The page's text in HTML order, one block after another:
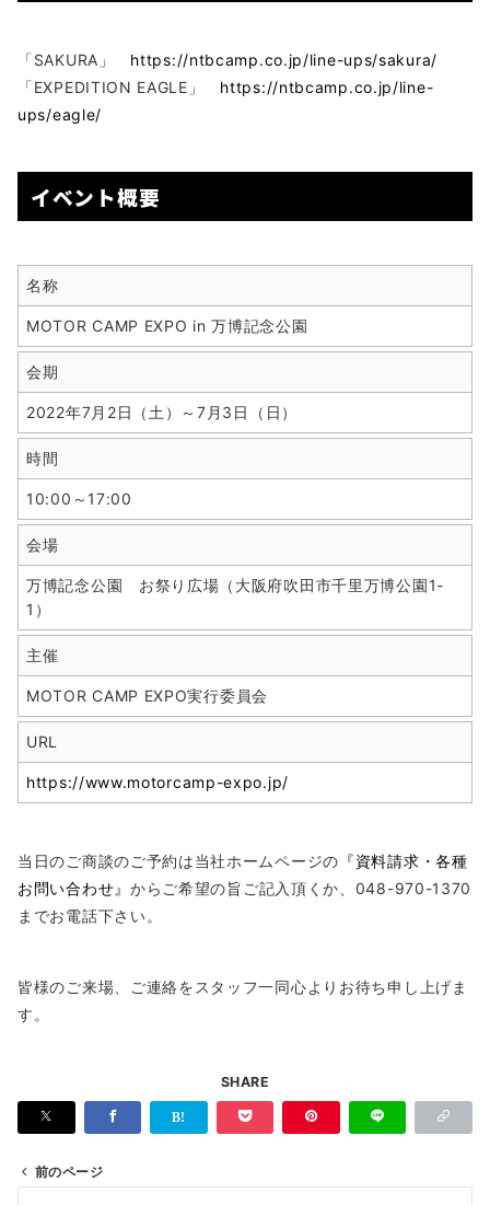
「SAKURA」 https://ntbcamp.co.jp/line-ups/sakura/
「EXPEDITION EAGLE」 https://ntbcamp.co.jp/line-
ups/eagle/
イベント概要
名称
MOTOR CAMP EXPO in 万博記念公園
会期
2022年7月2日（土）～7月3日（日）
時間
10:00～17:00
会場
万博記念公園 お祭り広場（大阪府吹田市千里万博公園1-
1）
主催
MOTOR CAMP EXPO実行委員会
URL
https://www.motorcamp-expo.jp/
当日のご商談のご予約は当社ホームページの 『資料請求・各種
お問い合わせ』 からご希望の旨ご記入頂くか、048-970-1370
までお電話下さい。
皆様のご来場、ご連絡をスタッフ一同心よりお待ち申し上げま
す。
SHARE
前のページ